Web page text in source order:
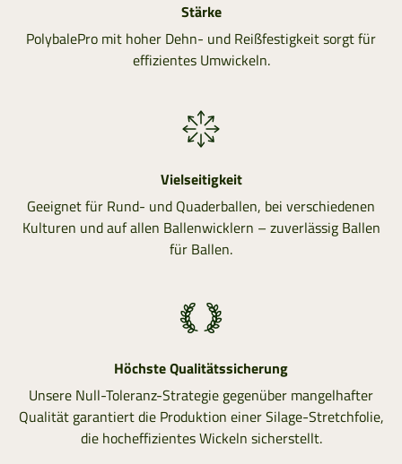
Stärke
PolybalePro mit hoher Dehn- und Reißfestigkeit sorgt für
effizientes Umwickeln.
Vielseitigkeit
Geeignet für Rund- und Quaderballen, bei verschiedenen
Kulturen und auf allen Ballenwicklern – zuverlässig Ballen
für Ballen.
Höchste Qualitätssicherung
Unsere Null-Toleranz-Strategie gegenüber mangelhafter
Qualität garantiert die Produktion einer Silage-Stretchfolie,
die hocheffizientes Wickeln sicherstellt.